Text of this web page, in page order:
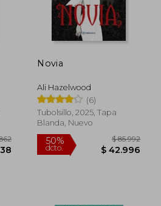
50%
dcto.
Novia
Ali Hazelwood
(6)
Tubolsillo, 2025, Tapa
Blanda, Nuevo